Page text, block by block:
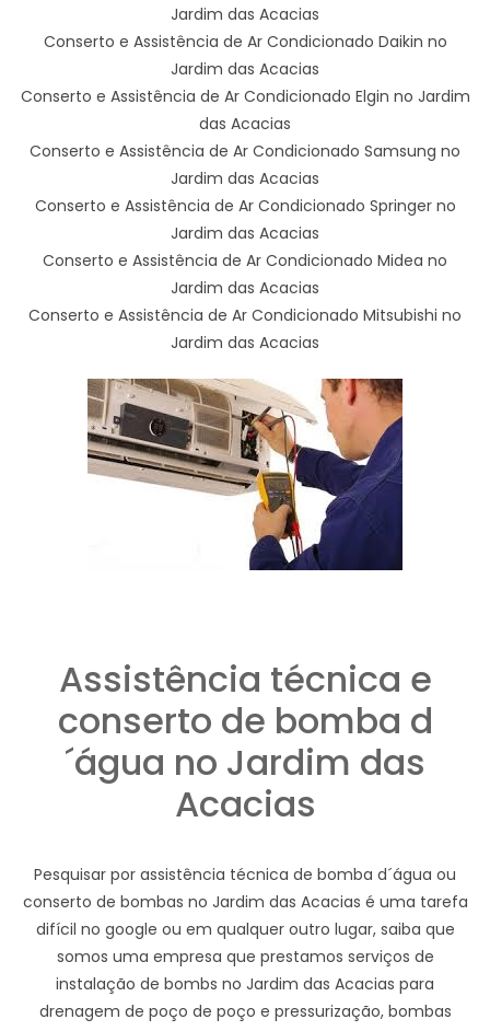
Jardim das Acacias
Conserto e Assistência de Ar Condicionado Daikin no
Jardim das Acacias
Conserto e Assistência de Ar Condicionado Elgin no Jardim
das Acacias
Conserto e Assistência de Ar Condicionado Samsung no
Jardim das Acacias
Conserto e Assistência de Ar Condicionado Springer no
Jardim das Acacias
Conserto e Assistência de Ar Condicionado Midea no
Jardim das Acacias
Conserto e Assistência de Ar Condicionado Mitsubishi no
Jardim das Acacias
Assistência técnica e
conserto de bomba d
´água no Jardim das
Acacias
Pesquisar por assistência técnica de bomba d´água ou
conserto de bombas no Jardim das Acacias é uma tarefa
difícil no google ou em qualquer outro lugar, saiba que
somos uma empresa que prestamos serviços de
instalação de bombs no Jardim das Acacias para
drenagem de poço de poço e pressurização, bombas